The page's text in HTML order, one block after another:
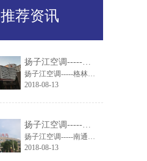
推荐资讯
扬子江空调-----格林东方酒店引进扬子江组合式空调机组
扬子江空调-----格林东方酒店引进扬子江组合式空调机组
2018-08-13
扬子江空调-----南通市妇幼保健院就通风系统与扬子江空调达成一致
扬子江空调-----南通市妇幼保健院就通风系统与扬子江空调达成一致
2018-08-13